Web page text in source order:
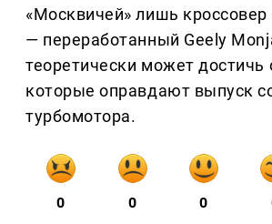
«Москвичей» лишь кроссовер
— переработанный Geely
теоретически может достичь
которые оправдают выпуск
турбомотора.
0 0 0